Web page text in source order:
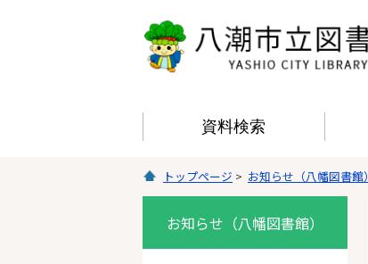
資料検索
トップページ > お知らせ（八幡図書館）
お知らせ（八幡図書館）